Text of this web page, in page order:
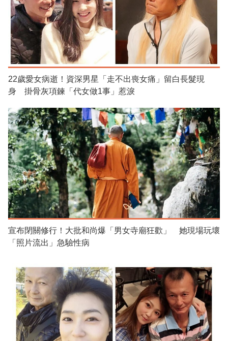
22歲愛女病逝！資深男星「走不出喪女痛」留白長髮現
身 掛骨灰項鍊「代女做1事」惹淚
宣布閉關修行！大批和尚爆「男女寺廟狂歡」 她現場玩壞
「照片流出」急驗性病